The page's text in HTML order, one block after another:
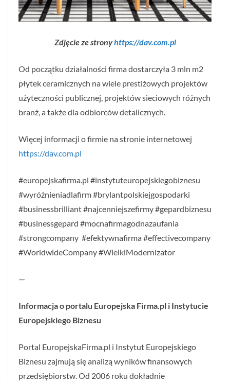
Zdjęcie ze stronyhttps://dav.com.pl
Od początku działalności firma dostarczyła 3 mln m2
płytek ceramicznych na wiele prestiżowych projektów
użyteczności publicznej, projektów sieciowych różnych
branż, a także dla odbiorców detalicznych.
Więcej informacji o firmie na stronie internetowej
https://dav.com.pl
#europejskafirma.pl #instytuteuropejskiegobiznesu
#wyróżnieniadlafirm #brylantpolskiejgospodarki
#businessbrilliant #najcenniejszefirmy #gepardbiznesu
#businessgepard #mocnafirmagodnazaufania
#strongcompany #efektywnafirma #effectivecompany
#WorldwideCompany #WielkiModernizator
—
Informacja o portalu Europejska Firma.pl i Instytucie
Europejskiego Biznesu
Portal EuropejskaFirma.pl i Instytut Europejskiego
Biznesu zajmują się analizą wyników finansowych
przedsiębiorstw. Od 2006 roku dokładnie